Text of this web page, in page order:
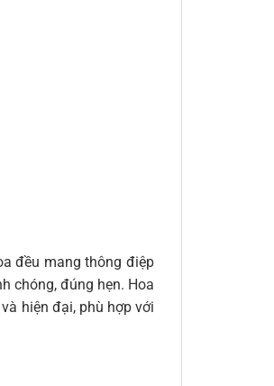
đều mang thông điệp
chóng, đúng hẹn. Hoa
hiện đại, phù hợp với